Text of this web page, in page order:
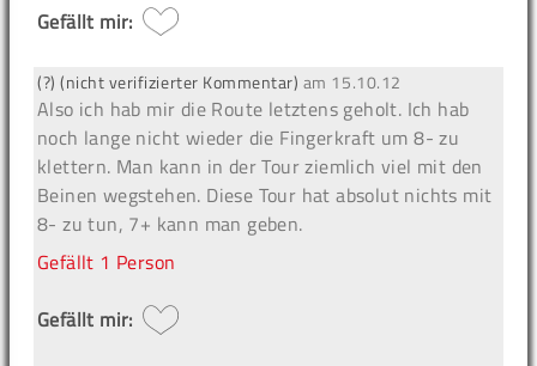
Gefällt mir:
(?) (nicht verifizierter Kommentar) am 15.10.12
Also ich hab mir die Route letztens geholt. Ich hab
noch lange nicht wieder die Fingerkraft um 8- zu
klettern. Man kann in der Tour ziemlich viel mit den
Beinen wegstehen. Diese Tour hat absolut nichts mit
8- zu tun, 7+ kann man geben.
Gefällt 1 Person
Gefällt mir: